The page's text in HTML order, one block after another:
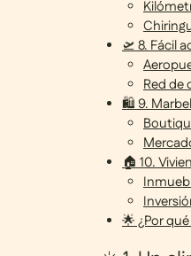
🛫 8. Fácil
Red de
🛍️ 9.
🏠 10.
🌟 ¿Por